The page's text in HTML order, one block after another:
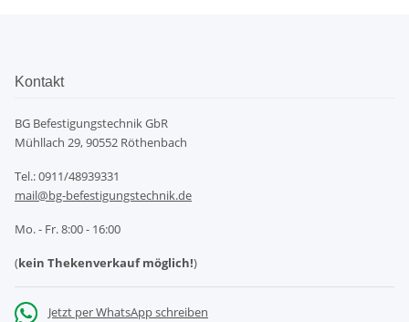
Kontakt
BG Befestigungstechnik GbR
Mühllach 29, 90552 Röthenbach
Tel.: 0911/48939331
mail@bg-befestigungstechnik.de
Mo. - Fr. 8:00 - 16:00
(kein Thekenverkauf möglich!)
Jetzt per WhatsApp schreiben